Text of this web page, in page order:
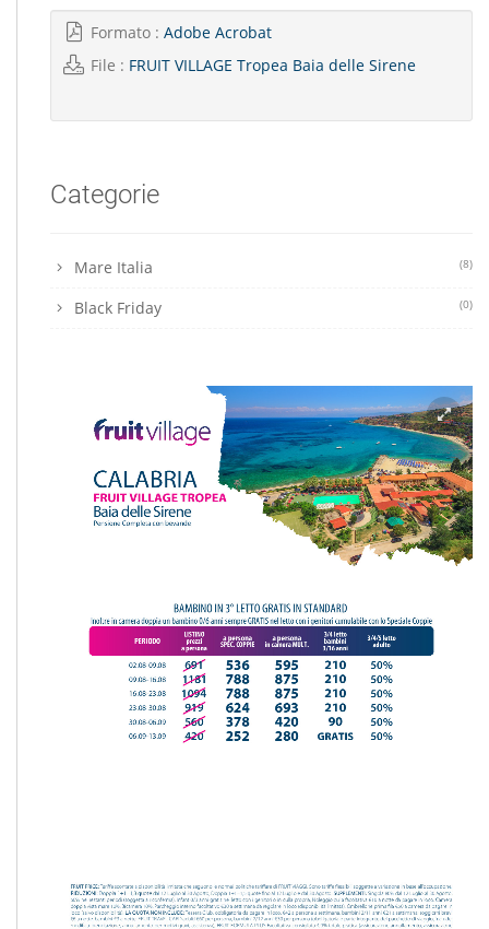
Formato :Adobe Acrobat
File : FRUIT VILLAGE Tropea Baia delle Sirene
Categorie
Mare Italia (8)
Black Friday (0)